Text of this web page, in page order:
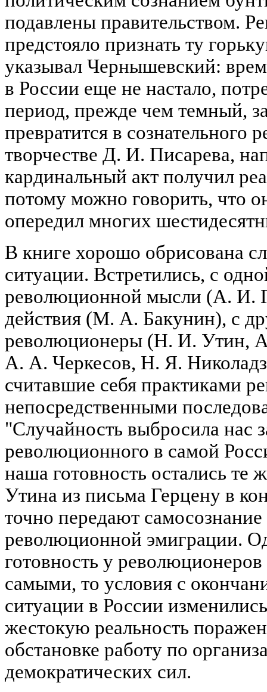
подавлены правительством.
предстояло признать ту
указывал Чернышевский:
в России еще не настало,
период, прежде чем темный,
превратится в сознательного
творчестве Д. И. Писарева,
кардинальный акт получил
потому можно говорить, что
опередил многих
В книге хорошо обрисована
ситуации. Встретились, с
революционной мысли (А. И.
действия (М. А. Бакунин), с
революционеры (Н. И. Утин,
А. А. Черкесов, Н. Я.
считавшие себя практиками
непосредственными
"Случайность выбросила нас
революционного в самой
наша готовность остались те
Утина из письма Герцену в
точно передают
революционной эмиграции.
готовность у
самыми, то условия с
ситуации в России
жестокую реальность
обстановке работу по
демократических сил.